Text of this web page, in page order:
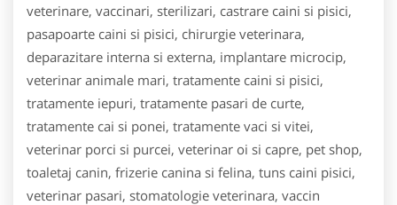
veterinare, vaccinari, sterilizari, castrare caini si pisici,
pasapoarte caini si pisici, chirurgie veterinara,
deparazitare interna si externa, implantare microcip,
veterinar animale mari, tratamente caini si pisici,
tratamente iepuri, tratamente pasari de curte,
tratamente cai si ponei, tratamente vaci si vitei,
veterinar porci si purcei, veterinar oi si capre, pet shop,
toaletaj canin, frizerie canina si felina, tuns caini pisici,
veterinar pasari, stomatologie veterinara, vaccin